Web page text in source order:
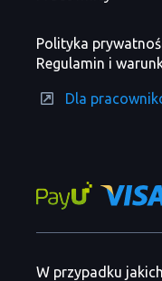
Polityka
Regulamin i
Dla
W przypadku